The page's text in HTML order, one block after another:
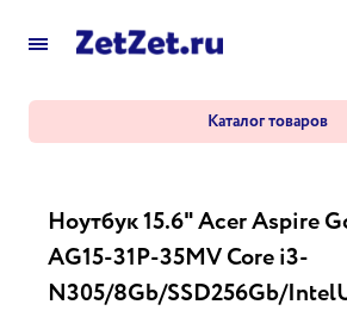
Каталог товаров
Ноутбук 15.6" Acer Aspire
AG15-31P-35MV Core i3-
N305/8Gb/SSD256Gb/